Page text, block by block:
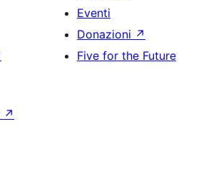
Eventi
Donazioni ↗
Five for the Future
↗